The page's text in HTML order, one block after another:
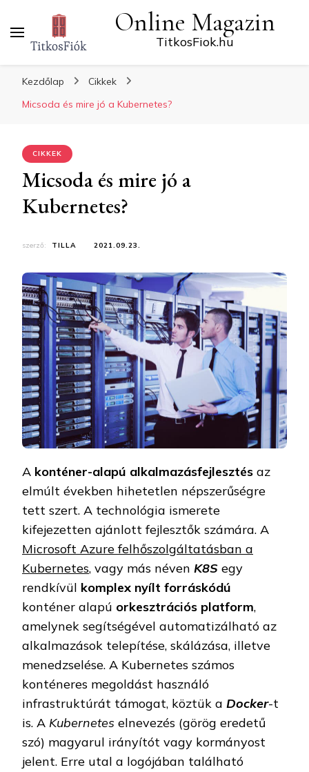
Online Magazin
TitkosFiok.hu
Kezdőlap
Cikkek
Micsoda és mire jó a Kubernetes?
CIKKEK
Micsoda és mire jó a
Kubernetes?
szerző: TILLA 2021.09.23.
A konténer-alapú alkalmazásfejlesztés az
elmúlt években hihetetlen népszerűségre
tett szert. A technológia ismerete
kifejezetten ajánlott fejlesztők számára. A
Microsoft Azure felhőszolgáltatásban a
Kubernetes, vagy más néven K8S egy
rendkívül komplex nyílt forráskódú
konténer alapú orkesztrációs platform,
amelynek segítségével automatizálható az
alkalmazások telepítése, skálázása, illetve
menedzselése. A Kubernetes számos
konténeres megoldást használó
infrastruktúrát támogat, köztük a Docker-t
is. A Kubernetes elnevezés (görög eredetű
szó) magyarul irányítót vagy kormányost
jelent. Erre utal a logójában található